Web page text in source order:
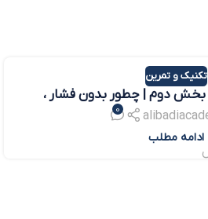
تکنیک و تمرین
: بخش دوم | چطور بدون فشار ،
0
ادامه مطلب